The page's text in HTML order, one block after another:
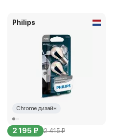
Philips
Chrome дизайн
2 195 ₽ 2 415 ₽